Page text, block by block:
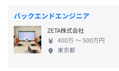
言語：Java、C/C++、C#、
Perl、Python、SQL、VBA、
DB：Oracle、SQL Server、
SQLite
OS：Windows、UNIX、
受動喫煙防止措置に関する事項
オフィス内禁煙・分煙としてい
昇給：年1回（2月）
の一例＞ ■人工衛星やAIな
プリ開発 ■仕事を効率化す
の開発 ■自動運転システム
フラシステムの開発 ■医療
開発 ■大手企業のネットワ
バックエンドエンジニア
ZETA株式会社
400万 〜 500万円
東京都